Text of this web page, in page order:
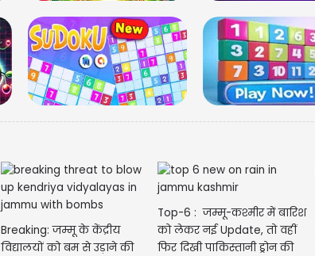
Breaking: जम्मू के केंद्रीय
विद्यालयों को बम से उड़ाने की
Top-6 : जम्मू-कश्मीर में बारिश
को लेकर नई Update, तो वहीं
फिर दिखी पाकिस्तानी ड्रोन की